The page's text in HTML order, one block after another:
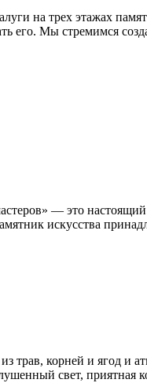
на трех этажах
его. Мы стремимся
— это
искусства
корней и ягод и
свет,